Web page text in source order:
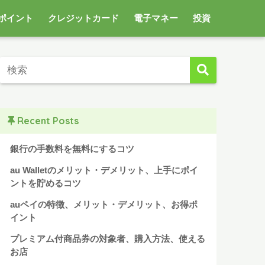
イント クレジットカード 電子マネー 投資
Recent Posts
銀行の手数料を無料にするコツ
au Walletのメリット・デメリット、上手にポイ
ントを貯めるコツ
auペイの特徴、メリット・デメリット、お得ポ
イント
プレミアム付商品券の対象者、購入方法、使える
お店